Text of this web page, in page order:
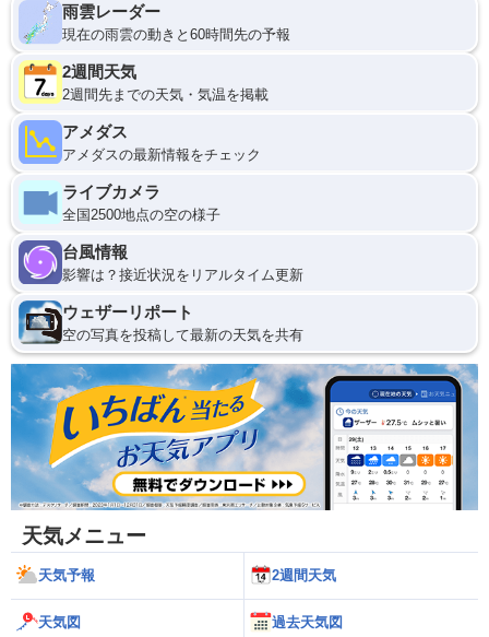
雨雲レーダー
現在の雨雲の動きと60時間先の予報
2週間天気
2週間先までの天気・気温を掲載
アメダス
アメダスの最新情報をチェック
ライブカメラ
全国2500地点の空の様子
台風情報
影響は？接近状況をリアルタイム更新
ウェザーリポート
空の写真を投稿して最新の天気を共有
天気メニュー
天気予報 2週間天気
天気図 過去天気図